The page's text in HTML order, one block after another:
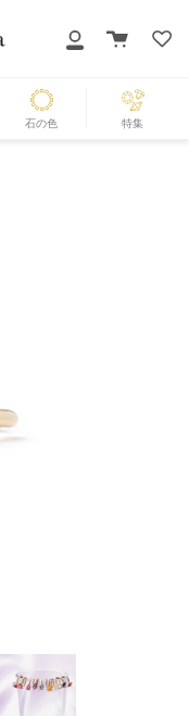
マ
カ
石の色 特集